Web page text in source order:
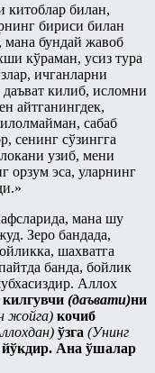
билан,
бириси билан
мана бундай жавоб
кўраман, усиз тура
ичганларни
килиб, исломни
айтганингдек,
сабаб
сенинг сўзингга
узиб, мени
орзум эса, уларнинг
мана шу
Зеро бандада,
шахватга
банда, бойлик
Аллох
(даъвати)ни
жойга) кочиб
ўзга (Унинг
йўкдир. Ана ўшалар